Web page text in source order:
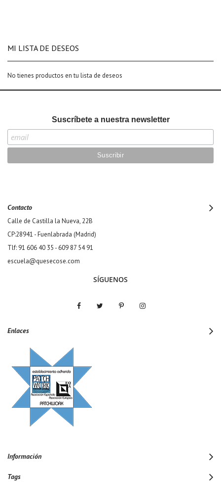
MI LISTA DE DESEOS
No tienes productos en tu lista de deseos
Suscríbete a nuestra newsletter
Contacto
Calle de Castilla la Nueva, 22B
CP:28941 - Fuenlabrada (Madrid)
Tlf: 91 606 40 35 - 609 87 54 91
escuela@quesecose.com
SÍGUENOS
Enlaces
Información
Tags